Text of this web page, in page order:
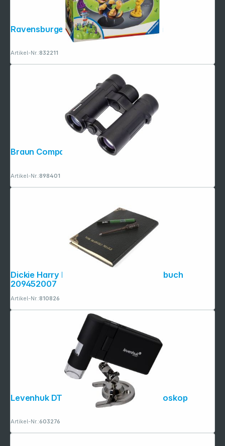
Ravensburger Paw Patrol Lotti Karotti
Artikel-Nr.:832211
Braun Compagno 10x34 WP
Artikel-Nr.:898401
Dickie Harry Potter Tom Riddle's Tagebuch
209452007
Artikel-Nr.:810826
Levenhuk DTX 500 Mobi digitales Mikroskop
Artikel-Nr.:603276
Folgen Sie uns auf